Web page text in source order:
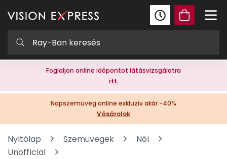
Foglaljon online időpontot látásvizsgálatra
itt.
Napszemüveg online exkluzív akár -40%
Vásárolok
Nyitólap Szemüvegek
Női
Unofficial